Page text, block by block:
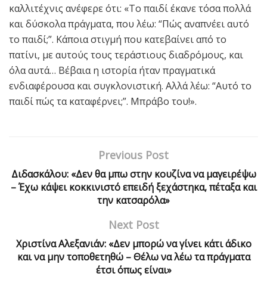
καλλιτέχνις ανέφερε ότι: «Το παιδί έκανε τόσα πολλά
και δύσκολα πράγματα, που λέω: “Πώς αναπνέει αυτό
το παιδί;”. Κάποια στιγμή που κατεβαίνει από το
πατίνι, με αυτούς τους τεράστιους διαδρόμους, και
όλα αυτά… Βέβαια η ιστορία ήταν πραγματικά
ενδιαφέρουσα και συγκλονιστική. Αλλά λέω: “Αυτό το
παιδί πώς τα καταφέρνει;”. Μπράβο του!».
Previous Post
Διδασκάλου: «Δεν θα μπω στην κουζίνα να μαγειρέψω
– Έχω κάψει κοκκινιστό επειδή ξεχάστηκα, πέταξα και
την κατσαρόλα»
Next Post
Χριστίνα Αλεξανιάν: «Δεν μπορώ να γίνει κάτι άδικο
και να μην τοποθετηθώ – Θέλω να λέω τα πράγματα
έτσι όπως είναι»